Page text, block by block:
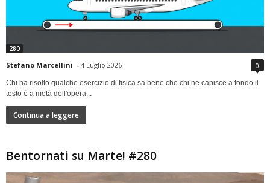
280
Stefano Marcellini - 4 Luglio 2026 0
Chi ha risolto qualche esercizio di fisica sa bene che chi ne capisce a fondo il
testo è a metà dell'opera...
Continua a leggere
Bentornati su Marte! #280